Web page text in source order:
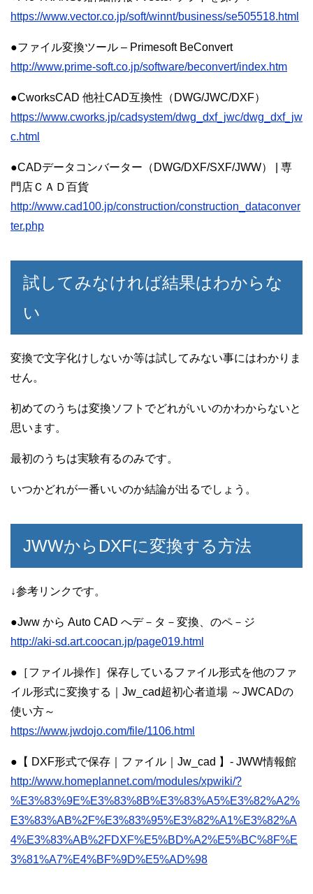
https://www.vector.co.jp/soft/winnt/business/se505518.html
●ファイル変換ツール – Primesoft BeConvert
http://www.prime-soft.co.jp/software/beconvert/index.htm
●CworksCAD 他社CAD互換性（DWG/JWC/DXF）
https://www.cworks.jp/cadsystem/dwg_dxf_jwc/dwg_dxf_jw
c.html
●CADデータコンバーター（DWG/DXF/SXF/JWW） | 専
門店ＣＡＤ百貨
http://www.cad100.jp/construction/construction_dataconver
ter.php
試してみなければ結果はわからな
い
変換で文字化けしないか等は試してみない事にはわかりま
せん。
初めてのうちは変換ソフトでどれがいいのかわからないと
思います。
最初のうちは実験有るのみです。
いつかどれが一番いいのか結論が出るでしょう。
JWWからDXFに変換する方法
↓参考リンクです。
●Jww から Auto CAD へデ－タ－変換、のペ－ジ
http://aki-sd.art.coocan.jp/page019.html
●［ファイル操作］保存しているファイル形式を他のファ
イル形式に変換する｜Jw_cad超初心者道場 ～JWCADの
使い方～
https://www.jwdojo.com/file/1106.html
●【 DXF形式で保存｜ファイル｜Jw_cad 】- JWW情報館
http://www.homeplannet.com/modules/xpwiki/?
%E3%83%9E%E3%83%8B%E3%83%A5%E3%82%A2%
E3%83%AB%2F%E3%83%95%E3%82%A1%E3%82%A
4%E3%83%AB%2FDXF%E5%BD%A2%E5%BC%8F%E
3%81%A7%E4%BF%9D%E5%AD%98